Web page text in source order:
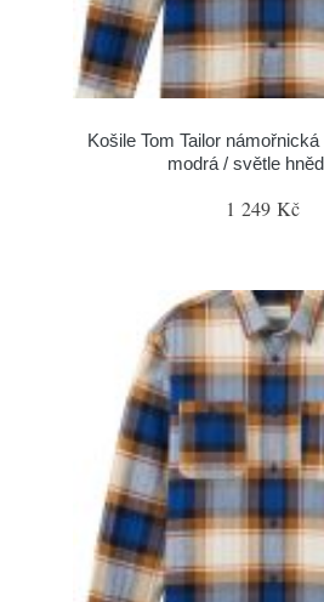
Košile Tom Tailor
modrá / světle
1 249 Kč